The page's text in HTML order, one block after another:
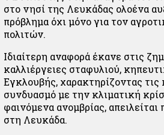
στο νησί της Λευκάδας ολοένα
πρόβλημα όχι μόνο για τον
πολιτών.
Ιδιαίτερη αναφορά έκανε στις
καλλιέργειες σταφυλιού,
Εγκλουβής, χαρακτηρίζοντας τις
συνδυασμό με την κλιματική
φαινόμενα ανομβρίας,
στη Λευκάδα.